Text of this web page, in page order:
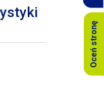
Oceń stronę